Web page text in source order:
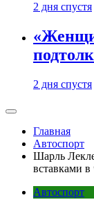
2 дня спустя
2 дня спустя
Главная
Автоспорт
Шарль
вставками
Автоспорт